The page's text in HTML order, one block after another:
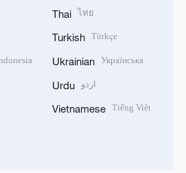
Thai ไทย
Turkish Türkçe
Ukrainian Українська
Urdu اردو
Vietnamese Tiếng Việt